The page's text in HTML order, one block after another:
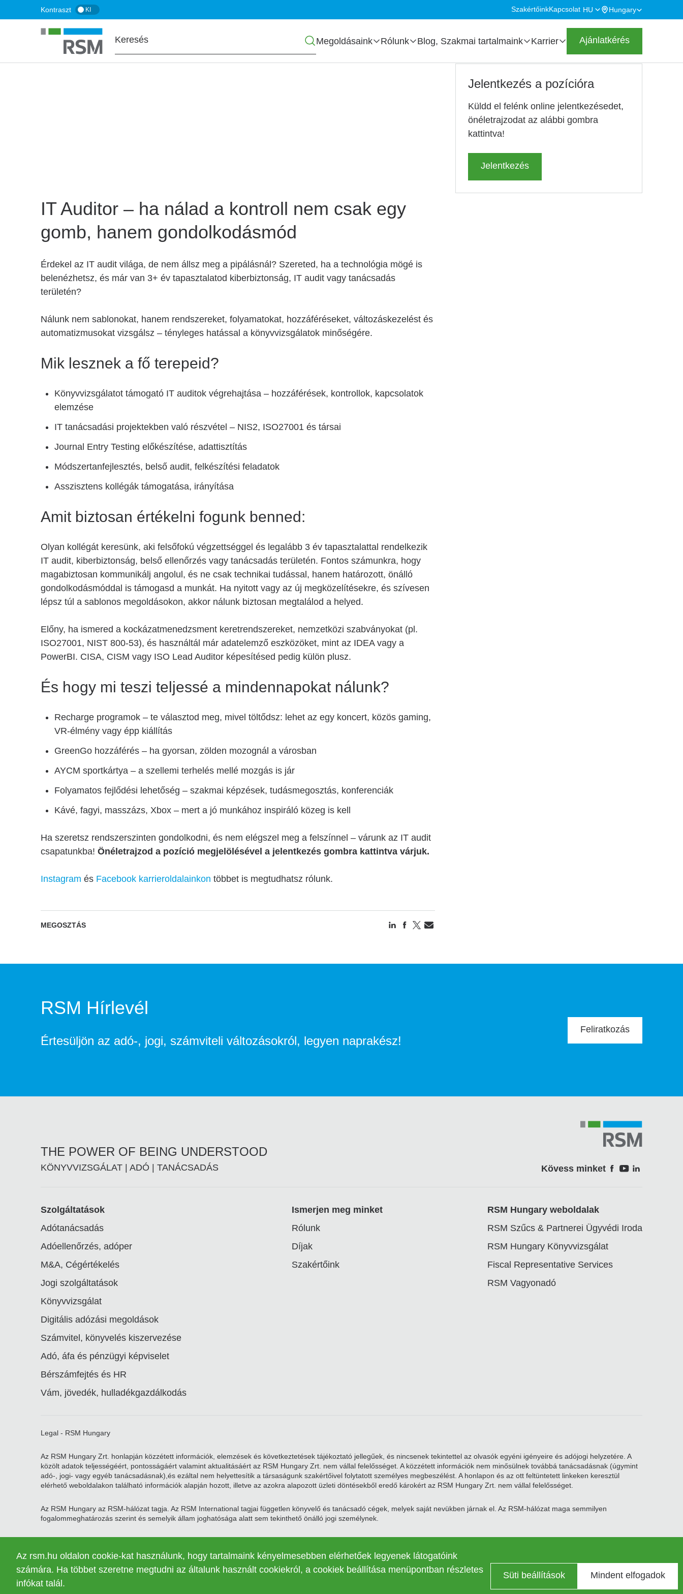
a
tartalomra
Kontraszt KI
Secondary
navigation
SzakértőinkKapcsolat HU Hungary
Highlighted
Ajánlatkérés
Főmenü
Megoldásaink Rólunk Blog, Szakmai tartalmaink Karrier
IT Auditor – ha nálad a kontroll nem csak egy
gomb, hanem gondolkodásmód
Érdekel az IT audit világa, de nem állsz meg a pipálásnál? Szereted, ha a technológia mögé is
belenézhetsz, és már van 3+ év tapasztalatod kiberbiztonság, IT audit vagy tanácsadás
területén?
Nálunk nem sablonokat, hanem rendszereket, folyamatokat, hozzáféréseket, változáskezelést és
automatizmusokat vizsgálsz – tényleges hatással a könyvvizsgálatok minőségére.
Mik lesznek a fő terepeid?
Könyvvizsgálatot támogató IT auditok végrehajtása – hozzáférések, kontrollok, kapcsolatok
elemzése
IT tanácsadási projektekben való részvétel – NIS2, ISO27001 és társai
Journal Entry Testing előkészítése, adattisztítás
Módszertanfejlesztés, belső audit, felkészítési feladatok
Asszisztens kollégák támogatása, irányítása
Amit biztosan értékelni fogunk benned:
Olyan kollégát keresünk, aki felsőfokú végzettséggel és legalább 3 év tapasztalattal rendelkezik
IT audit, kiberbiztonság, belső ellenőrzés vagy tanácsadás területén. Fontos számunkra, hogy
magabiztosan kommunikálj angolul, és ne csak technikai tudással, hanem határozott, önálló
gondolkodásmóddal is támogasd a munkát. Ha nyitott vagy az új megközelítésekre, és szívesen
lépsz túl a sablonos megoldásokon, akkor nálunk biztosan megtalálod a helyed.
Előny, ha ismered a kockázatmenedzsment keretrendszereket, nemzetközi szabványokat (pl.
ISO27001, NIST 800-53), és használtál már adatelemző eszközöket, mint az IDEA vagy a
PowerBI. CISA, CISM vagy ISO Lead Auditor képesítésed pedig külön plusz.
És hogy mi teszi teljessé a mindennapokat nálunk?
Recharge programok – te választod meg, mivel töltődsz: lehet az egy koncert, közös gaming,
VR-élmény vagy épp kiállítás
GreenGo hozzáférés – ha gyorsan, zölden mozognál a városban
AYCM sportkártya – a szellemi terhelés mellé mozgás is jár
Folyamatos fejlődési lehetőség – szakmai képzések, tudásmegosztás, konferenciák
Kávé, fagyi, masszázs, Xbox – mert a jó munkához inspiráló közeg is kell
Ha szeretsz rendszerszinten gondolkodni, és nem elégszel meg a felszínnel – várunk az IT audit
csapatunkba! Önéletrajzod a pozíció megjelölésével a jelentkezés gombra kattintva várjuk.
Instagram és Facebook karrieroldalainkon többet is megtudhatsz rólunk.
MEGOSZTÁS
Jelentkezés a pozícióra
Küldd el felénk online jelentkezésedet,
önéletrajzodat az alábbi gombra
kattintva!
Jelentkezés
RSM Hírlevél
Értesüljön az adó-, jogi, számviteli változásokról, legyen naprakész!
Feliratkozás
THE POWER OF BEING UNDERSTOOD
KÖNYVVIZSGÁLAT | ADÓ | TANÁCSADÁS Kövess minket
Footer
linkek
Szolgáltatások
Adótanácsadás
Adóellenőrzés, adóper
M&A, Cégértékelés
Jogi szolgáltatások
Könyvvizsgálat
Digitális adózási megoldások
Számvitel, könyvelés kiszervezése
Adó, áfa és pénzügyi képviselet
Bérszámfejtés és HR
Vám, jövedék, hulladékgazdálkodás
Ismerjen meg minket
Rólunk
Díjak
Szakértőink
RSM Hungary weboldalak
RSM Szűcs & Partnerei Ügyvédi Iroda
RSM Hungary Könyvvizsgálat
Fiscal Representative Services
RSM Vagyonadó
Legal - RSM Hungary
Az RSM Hungary Zrt. honlapján közzétett információk, elemzések és következtetések tájékoztató jellegűek, és nincsenek tekintettel az olvasók egyéni igényeire és adójogi helyzetére. A
közölt adatok teljességéért, pontosságáért valamint aktualitásáért az RSM Hungary Zrt. nem vállal felelősséget. A közzétett információk nem minősülnek továbbá tanácsadásnak (úgymint
adó-, jogi- vagy egyéb tanácsadásnak),és ezáltal nem helyettesítik a társaságunk szakértőivel folytatott személyes megbeszélést. A honlapon és az ott feltüntetett linkeken keresztül
elérhető weboldalakon található információk alapján hozott, illetve az azokra alapozott üzleti döntésekből eredő károkért az RSM Hungary Zrt. nem vállal felelősséget.
Az RSM Hungary az RSM-hálózat tagja. Az RSM International tagjai független könyvelő és tanácsadó cégek, melyek saját nevükben járnak el. Az RSM-hálózat maga semmilyen
fogalommeghatározás szerint és semelyik állam joghatósága alatt sem tekinthető önálló jogi személynek.
márkanév és védjegy, illetve az egyéb szellemi tulajdon, az RSM International Associatiation tulajdona. Az RSM International Association Svájcban, a svájci Ptk. §60 alapján működik,
székhelye Zugban található.
© 2026 RSM Hungary Zrt. | Minden jog fenntartva
Az rsm.hu oldalon cookie-kat használunk, hogy tartalmaink kényelmesebben elérhetőek legyenek látogatóink
számára. Ha többet szeretne megtudni az általunk használt cookiekról, a cookiek beállítása menüpontban részletes
infókat talál.
Süti beállítások Mindent elfogadok